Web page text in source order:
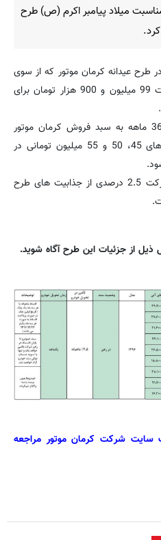
میلاد پیامبر اکرم (ص) طرح
طرح عیدانه کرمان موتور که از سوی
این شرکت اعلام شده است، قیمت 99 میلیون و 900 هزار تومان برای
در این طرح که با اقساط 12 تا 36 ماهه به سبد فروش کرمان موتور
اضافه شده است، پیش پرداخت های 45، 50 و 55 میلیون تومانی در
تحویل یکماهه خودرو و سود مشارکت 2.5 درصدی از جذابیت های طرح
ذیل از جزئیات این طرح آگاه شوید.
سایت شرکت کرمان موتور مراجعه